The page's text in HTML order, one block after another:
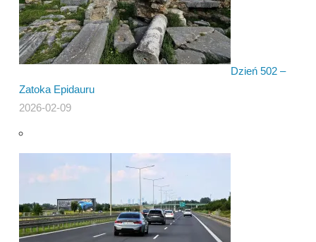
Dzień 502 –
Zatoka Epidauru
2026-02-09